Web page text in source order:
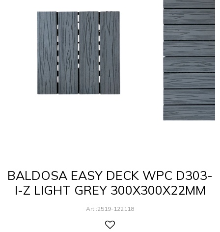
BALDOSA EASY DECK WPC D303-
I-Z LIGHT GREY 300X300X22MM
2519-122118